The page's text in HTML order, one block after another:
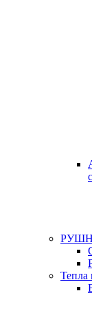
Тепла